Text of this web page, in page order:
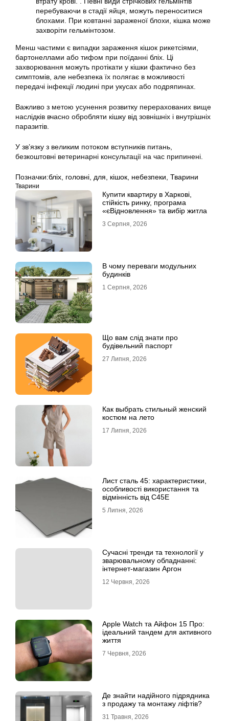
перебуваючи в стадії яйця, можуть переноситися
блохами. При ковтанні зараженої блохи, кішка може
захворіти гельмінтозом.
Менш частими є випадки зараження кішок рикетсіями,
бартонеллами або тифом при поїданні бліх. Ці
захворювання можуть протікати у кішки фактично без
симптомів, але небезпека їх полягає в можливості
передачі інфекції людині при укусах або подряпинах.
Важливо з метою усунення розвитку перерахованих вище
наслідків вчасно обробляти кішку від зовнішніх і внутрішніх
паразитів.
У зв’язку з великим потоком вступників питань,
безкоштовні ветеринарні консультації на час припинені.
Позначки:бліх головні для кішок небезпеки Тварини
Тварини
Купити квартиру в Харкові,
стійкість ринку, програма
«єВідновлення» та вибір житла
3 Серпня, 2026
В чому переваги модульних
будинків
1 Серпня, 2026
Що вам слід знати про
будівельний паспорт
27 Липня, 2026
Как выбрать стильный женский
костюм на лето
17 Липня, 2026
Лист сталь 45: характеристики,
особливості використання та
відмінність від C45E
5 Липня, 2026
Сучасні тренди та технології у
зварювальному обладнанні:
інтернет-магазин Аргон
12 Червня, 2026
Apple Watch та Айфон 15 Про:
ідеальний тандем для активного
життя
7 Червня, 2026
Де знайти надійного підрядника
з продажу та монтажу ліфтів?
31 Травня, 2026